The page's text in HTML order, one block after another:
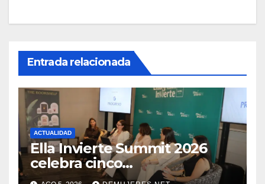
Entrada relacionada
ACTUALIDAD
Ella Invierte Summit 2026
celebra cinco
añosimpulsando a las